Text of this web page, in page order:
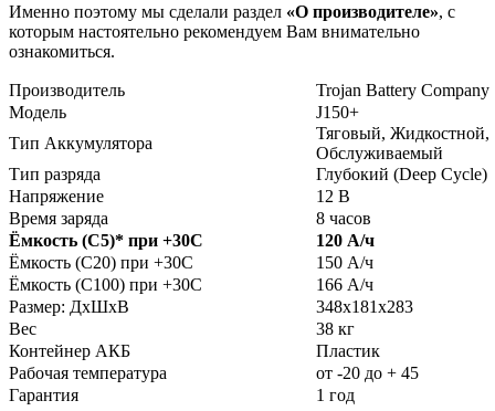
Именно поэтому мы сделали раздел «О производителе», с
которым настоятельно рекомендуем Вам внимательно
ознакомиться.
Производитель
Trojan Battery Company
Модель
J150+
Тип Аккумулятора
Тяговый, Жидкостной,
Обслуживаемый
Тип разряда
Глубокий (Deep Cycle)
Напряжение
12 В
Время заряда
8 часов
Ёмкость (С5)* при +30С
120 А/ч
Ёмкость (С20) при +30С
150 А/ч
Ёмкость (С100) при +30С
166 А/ч
Размер: ДхШхВ
348х181х283
Вес
38 кг
Контейнер АКБ
Пластик
Рабочая температура
от -20 до + 45
Гарантия
1 год